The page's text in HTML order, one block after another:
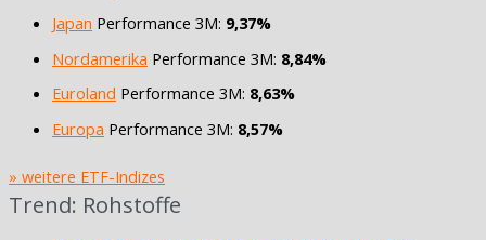
Japan Performance 3M: 9,37%
Nordamerika Performance 3M: 8,84%
Euroland Performance 3M: 8,63%
Europa Performance 3M: 8,57%
» weitere ETF-Indizes
Trend: Rohstoffe